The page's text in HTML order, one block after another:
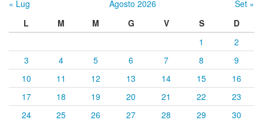
« Lug Agosto 2026
Set »
L
M M G V S
D
1
2
3
4 5 6 7 8
9
10
11 12 13 14 15
16
17
18 19 20 21 22
23
24
25 26 27 28 29 30